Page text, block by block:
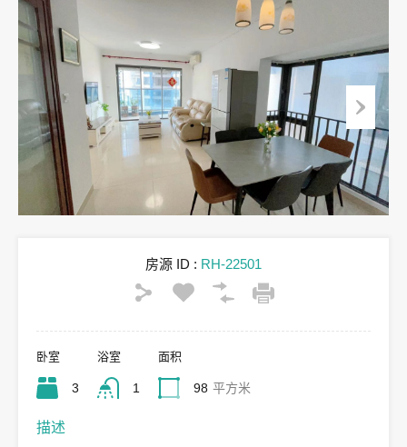
房源 ID : RH-22501
卧室
3
浴室
1
面积
98 平方米
描述